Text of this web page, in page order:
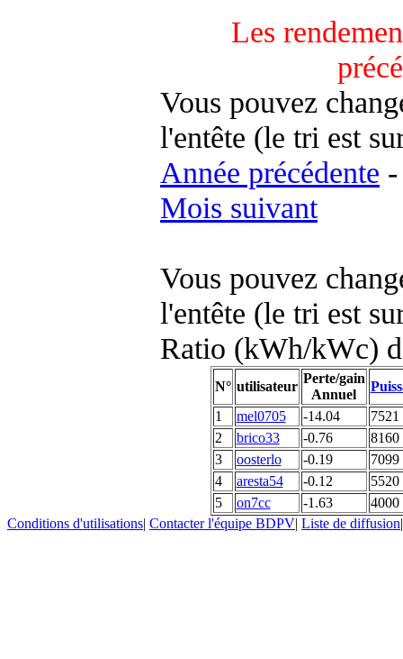
Les
Vous pouvez
l'entête (le tri est
Année précédente -
Mois suivant
Vous pouvez
l'entête (le tri est
Ratio (kWh/kWc)
N° utilisateur
Perte/gain
Annuel
1
mel0705 -14.04
7521
2
brico33 -0.76
8160
3
oosterlo -0.19
7099
4
aresta54 -0.12
5520
5
on7cc -1.63
4000
Conditions d'utilisations| Contacter l'équipe BDPV| Liste de diffusion